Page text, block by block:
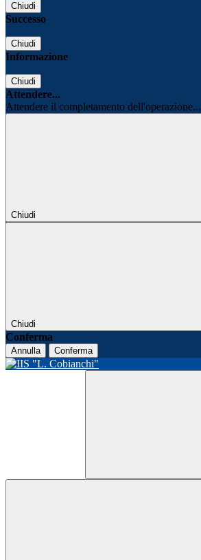
Chiudi
Successo
Chiudi
Informazione
Chiudi
Attendere...
Attendere il completamento dell'operazione...
Chiudi
Chiudi
Conferma
Annulla Conferma